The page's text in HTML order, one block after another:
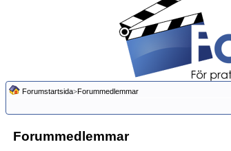
Forumstartsida>Forummedlemmar
Forummedlemmar